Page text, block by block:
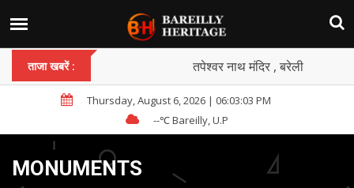
ताजा खबरें : तपेश्वर नाथ मंदिर , बरेली
Thursday, August 6, 2026 | 06:03:05 PM
--℃ Bareilly, U.P
MONUMENTS